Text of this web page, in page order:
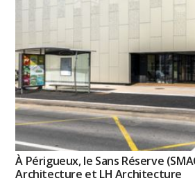
À Périgueux, le Sans Réserve
Architecture et LH Architecture